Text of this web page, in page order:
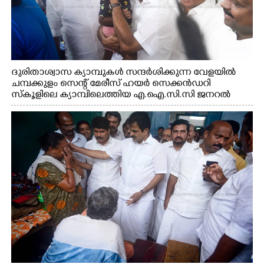
ദുരിതാശ്വാസ ക്യാമ്പുകൾ സന്ദർശിക്കുന്ന വേളയിൽ
ചമ്പക്കുളം സെന്റ് മേരീസ് ഹയർ സെക്കൻഡറി
സ്കൂളിലെ ക്യാമ്പിലെത്തിയ എ.ഐ.സി.സി ജനറൽ
സെക്രട്ടറി കെ.സി വേണുഗോപാൽ എം.പി കുരുന്നിനെ
എടുത്ത് ലാളിച്ചപ്പോൾ. സഹകരണ-എക്സൈസ്
വകുപ്പ് മന്ത്രി എം. ലിജു, കൃഷിവകുപ്പ് മന്ത്രി ടി. സിദ്ദിഖ്,
റെജി ചെറിയാൻ എം. എൽ. എ എന്നിവർ സമീപം